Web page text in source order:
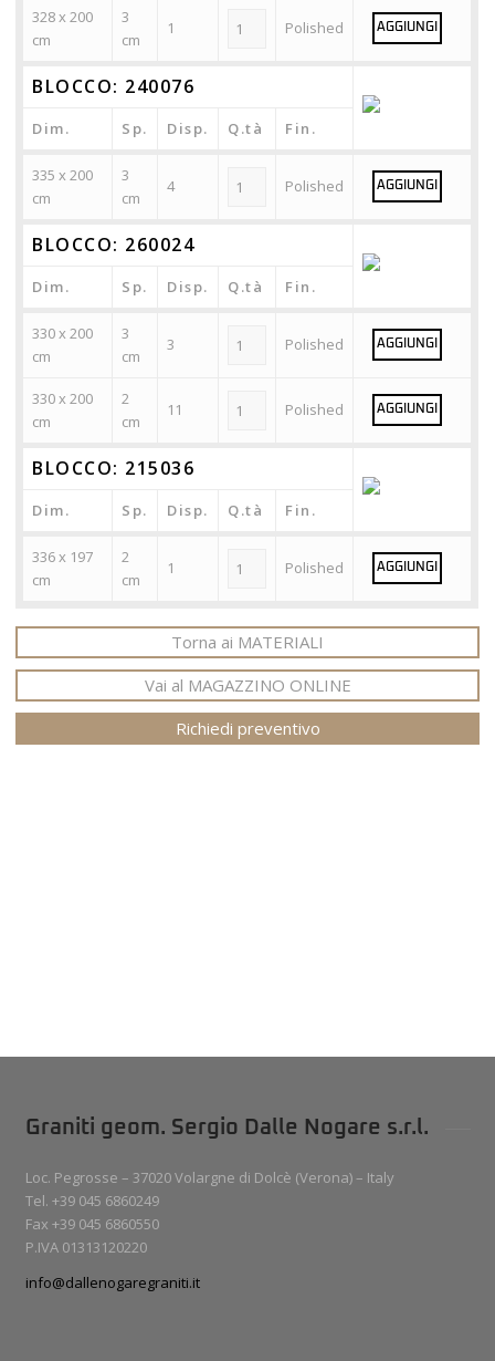
328 x 200
cm
3
cm
1 Polished AGGIUNGI
BLOCCO: 240076
Dim. Sp. Disp. Q.tà Fin.
335 x 200
cm
3
cm
4 Polished AGGIUNGI
BLOCCO: 260024
Dim. Sp. Disp. Q.tà Fin.
330 x 200
cm
3
cm
3 Polished AGGIUNGI
330 x 200
cm
2
cm
11 Polished AGGIUNGI
BLOCCO: 215036
Dim. Sp. Disp. Q.tà Fin.
336 x 197
cm
2
cm
1 Polished AGGIUNGI
Torna ai MATERIALI
Vai al MAGAZZINO ONLINE
Richiedi preventivo
Graniti geom. Sergio Dalle Nogare s.r.l.
Loc. Pegrosse – 37020 Volargne di Dolcè (Verona) – Italy
Tel. +39 045 6860249
Fax +39 045 6860550
P.IVA 01313120220
info@dallenogaregraniti.it